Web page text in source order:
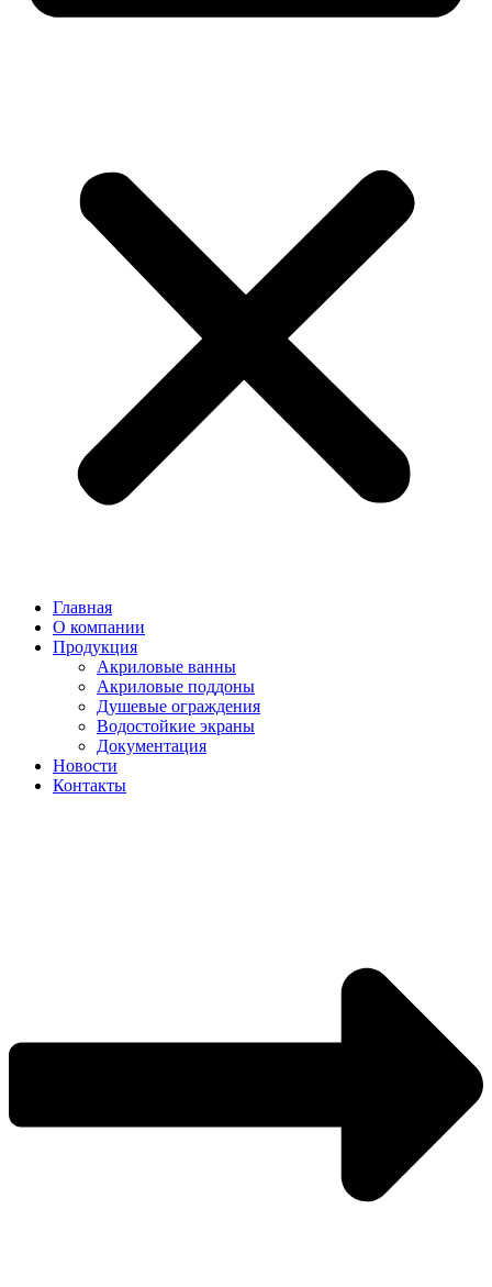
Главная
О компании
Продукция
Акриловые ванны
Акриловые поддоны
Душевые ограждения
Водостойкие экраны
Документация
Новости
Контакты